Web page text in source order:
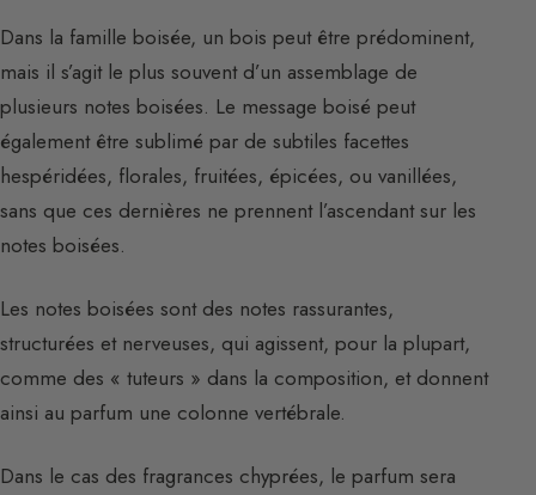
Dans la famille boisée, un bois peut être prédominent,
mais il s’agit le plus souvent d’un assemblage de
plusieurs notes boisées. Le message boisé peut
également être sublimé par de subtiles facettes
hespéridées, florales, fruitées, épicées, ou vanillées,
sans que ces dernières ne prennent l’ascendant sur les
notes boisées.
Les notes boisées sont des notes rassurantes,
structurées et nerveuses, qui agissent, pour la plupart,
comme des « tuteurs » dans la composition, et donnent
ainsi au parfum une colonne vertébrale.
Dans le cas des fragrances chyprées, le parfum sera